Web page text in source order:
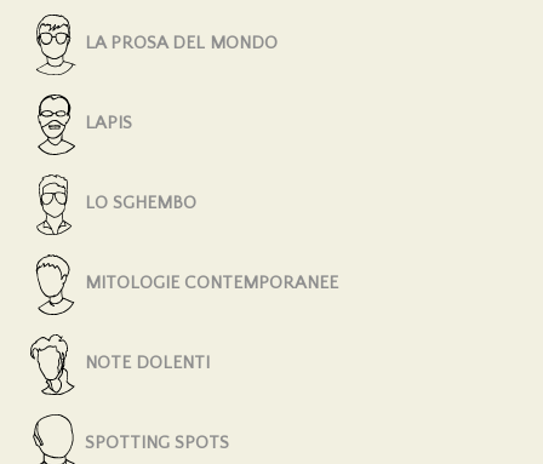
LA PROSA DEL MONDO
LAPIS
LO SGHEMBO
MITOLOGIE CONTEMPORANEE
NOTE DOLENTI
SPOTTING SPOTS